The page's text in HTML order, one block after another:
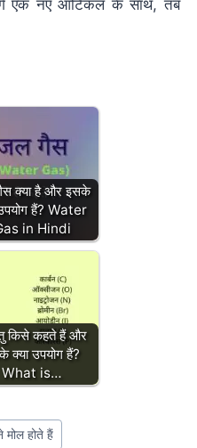
एक नए आर्टिकल के साथ, तब
क्या है और इसके
हैं? Water
in Hindi
किसे कहते हैं और
क्या उपयोग हैं?
What is…
मोल होते हैं